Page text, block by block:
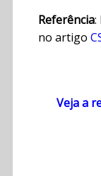
Referência:
no artigo
Veja a